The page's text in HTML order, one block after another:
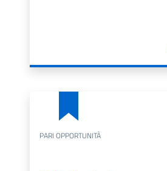
PARI OPPORTUNITÀ